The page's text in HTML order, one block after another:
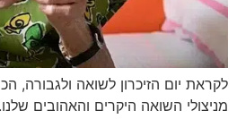
לקראת יום הזיכרון לשואה ולגבורה,
מניצולי השואה היקרים והאהובים